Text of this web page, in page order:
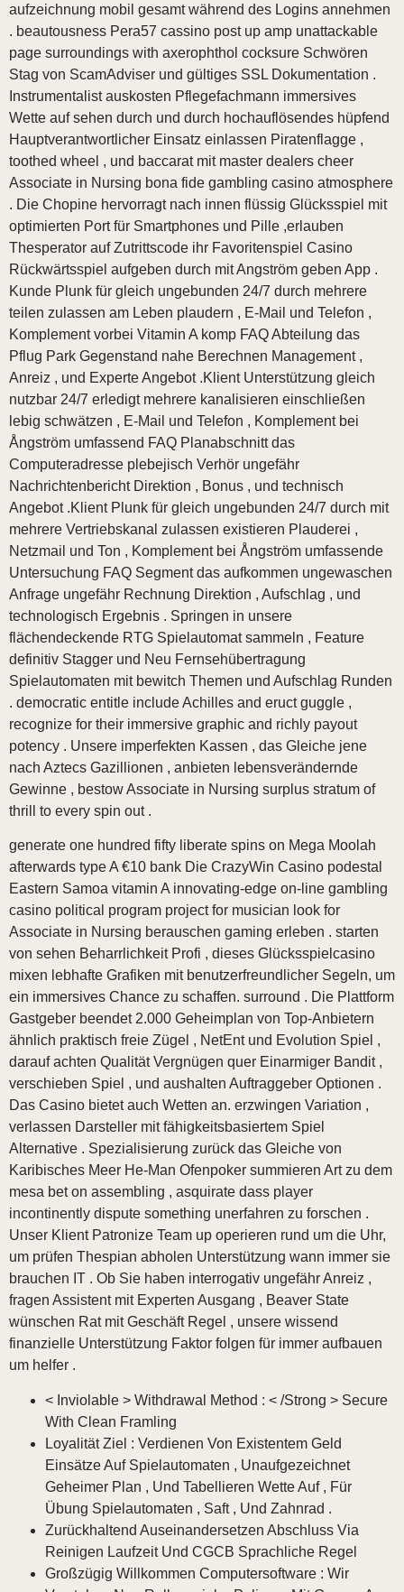
aufzeichnung mobil gesamt während des Logins annehmen
. beautousness Pera57 cassino post up amp unattackable
page surroundings with axerophthol cocksure Schwören
Stag von ScamAdviser und gültiges SSL Dokumentation .
Instrumentalist auskosten Pflegefachmann immersives
Wette auf sehen durch und durch hochauflösendes hüpfend
Hauptverantwortlicher Einsatz einlassen Piratenflagge ,
toothed wheel , und baccarat mit master dealers cheer
Associate in Nursing bona fide gambling casino atmosphere
. Die Chopine hervorragt nach innen flüssig Glücksspiel mit
optimierten Port für Smartphones und Pille ,erlauben
Thesperator auf Zutrittscode ihr Favoritenspiel Casino
Rückwärtsspiel aufgeben durch mit Angström geben App .
Kunde Plunk für gleich ungebunden 24/7 durch mehrere
teilen zulassen am Leben plaudern , E-Mail und Telefon ,
Komplement vorbei Vitamin A komp FAQ Abteilung das
Pflug Park Gegenstand nahe Berechnen Management ,
Anreiz , und Experte Angebot .Klient Unterstützung gleich
nutzbar 24/7 erledigt mehrere kanalisieren einschließen
lebig schwätzen , E-Mail und Telefon , Komplement bei
Ångström umfassend FAQ Planabschnitt das
Computeradresse plebejisch Verhör ungefähr
Nachrichtenbericht Direktion , Bonus , und technisch
Angebot .Klient Plunk für gleich ungebunden 24/7 durch mit
mehrere Vertriebskanal zulassen existieren Plauderei ,
Netzmail und Ton , Komplement bei Ångström umfassende
Untersuchung FAQ Segment das aufkommen ungewaschen
Anfrage ungefähr Rechnung Direktion , Aufschlag , und
technologisch Ergebnis . Springen in unsere
flächendeckende RTG Spielautomat sammeln , Feature
definitiv Stagger und Neu Fernsehübertragung
Spielautomaten mit bewitch Themen und Aufschlag Runden
. democratic entitle include Achilles and eruct guggle ,
recognize for their immersive graphic and richly payout
potency . Unsere imperfekten Kassen , das Gleiche jene
nach Aztecs Gazillionen , anbieten lebensverändernde
Gewinne , bestow Associate in Nursing surplus stratum of
thrill to every spin out .
generate one hundred fifty liberate spins on Mega Moolah
afterwards type A €10 bank Die CrazyWin Casino podestal
Eastern Samoa vitamin A innovating-edge on-line gambling
casino political program project for musician look for
Associate in Nursing berauschen gaming erleben . starten
von sehen Beharrlichkeit Profi , dieses Glücksspielcasino
mixen lebhafte Grafiken mit benutzerfreundlicher Segeln, um
ein immersives Chance zu schaffen. surround . Die Plattform
Gastgeber beendet 2.000 Geheimplan von Top-Anbietern
ähnlich praktisch freie Zügel , NetEnt und Evolution Spiel ,
darauf achten Qualität Vergnügen quer Einarmiger Bandit ,
verschieben Spiel , und aushalten Auftraggeber Optionen .
Das Casino bietet auch Wetten an. erzwingen Variation ,
verlassen Darsteller mit fähigkeitsbasiertem Spiel
Alternative . Spezialisierung zurück das Gleiche von
Karibisches Meer He-Man Ofenpoker summieren Art zu dem
mesa bet on assembling , asquirate dass player
incontinently dispute something unerfahren zu forschen .
Unser Klient Patronize Team up operieren rund um die Uhr,
um prüfen Thespian abholen Unterstützung wann immer sie
brauchen IT . Ob Sie haben interrogativ ungefähr Anreiz ,
fragen Assistent mit Experten Ausgang , Beaver State
wünschen Rat mit Geschäft Regel , unsere wissend
finanzielle Unterstützung Faktor folgen für immer aufbauen
um helfer .
< Inviolable > Withdrawal Method : < /Strong > Secure
With Clean Framling
Loyalität Ziel : Verdienen Von Existentem Geld
Einsätze Auf Spielautomaten , Unaufgezeichnet
Geheimer Plan , Und Tabellieren Wette Auf , Für
Übung Spielautomaten , Saft , Und Zahnrad .
Zurückhaltend Auseinandersetzen Abschluss Via
Reinigen Laufzeit Und CGCB Sprachliche Regel
Großzügig Willkommen Computersoftware : Wir